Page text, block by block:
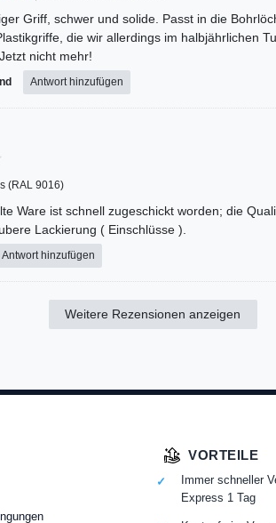
Griff, schwer und solide. Passt in die
die wir allerdings im halbjährlichen
nicht mehr!
Antwort hinzufügen
(RAL 9016)
Ware ist schnell zugeschickt worden; die
Lackierung ( Einschlüsse ).
Antwort hinzufügen
Weitere Rezensionen anzeigen
VORTEILE
Immer schneller
Express 1 Tag